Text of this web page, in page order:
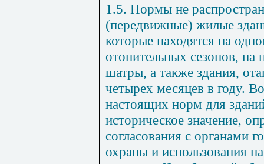
1.5. Нормы не
(передвижные) жилые
которые находятся на
отопительных сезонов, на
шатры, а также здания,
четырех месяцев в году.
настоящих норм для
историческое значение,
согласования с органами
охраны и использования